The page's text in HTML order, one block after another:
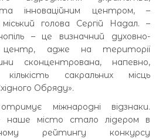
інноваційним центром, –
міський голова Сергій Надал. –
– це визначний духовно-
центр, адже на території
сконцентрована, напевно,
кількість сакральних місць
Обряду».
міжнародні відзнаки.
наше місто стало лідером в
рейтингу конкурсу